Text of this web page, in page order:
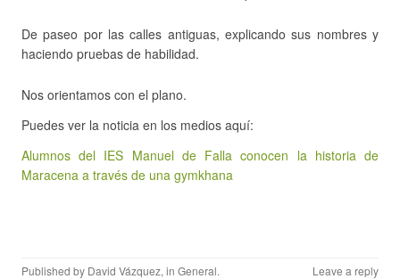
De paseo por las calles antiguas, explicando sus nombres y
haciendo pruebas de habilidad.
Nos orientamos con el plano.
Puedes ver la noticia en los medios aquí:
Alumnos del IES Manuel de Falla conocen la historia de
Maracena a través de una gymkhana
Published by David Vázquez, in General. Leave a reply